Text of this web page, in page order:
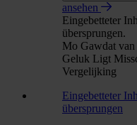
ansehen
Eingebetteter
übersprungen.
Mo Gawdat
Geluk Ligt
Vergelijking
Eingebetteter
übersprungen